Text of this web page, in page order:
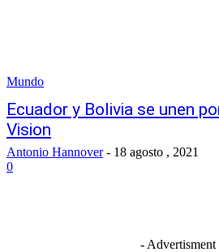
Mundo
Ecuador y Bolivia se unen
Vision
Antonio Hannover - 18 agosto , 2021
0
- Advertisment